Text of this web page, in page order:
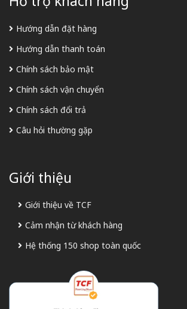
Hướng dẫn đặt hàng
Hướng dẫn thanh toán
Chính sách bảo mật
Chính sách vận chuyển
Chính sách đổi trả
Câu hỏi thường gặp
Giới thiệu
Giới thiệu về TCF
Cảm nhận từ khách hàng
Hệ thống 150 shop toàn quốc